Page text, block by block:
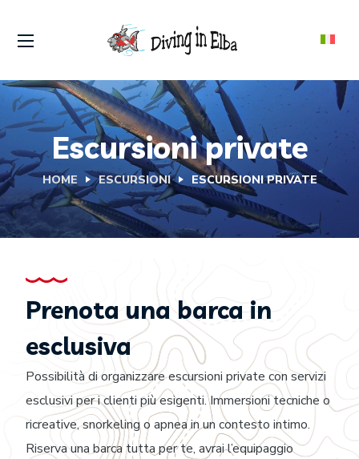
Escursioni private
HOME ESCURSIONI ESCURSIONI PRIVATE
Prenota una barca in
esclusiva
Possibilità di organizzare escursioni private con servizi
esclusivi per i clienti più esigenti. Immersioni tecniche o
ricreative, snorkeling o apnea in un contesto intimo.
Riserva una barca tutta per te, avrai l’equipaggio